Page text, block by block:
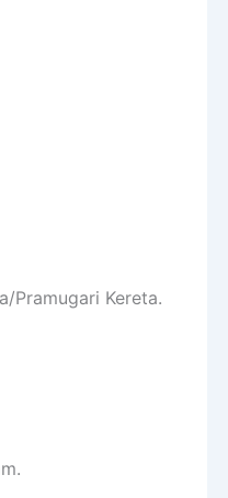
Pramugari Kereta.